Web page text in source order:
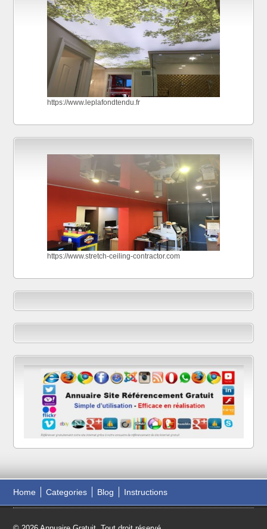
https://www.leplafondtendu.fr
https://www.stretch-ceiling-contractor.com
Home Categories Blog Instructions